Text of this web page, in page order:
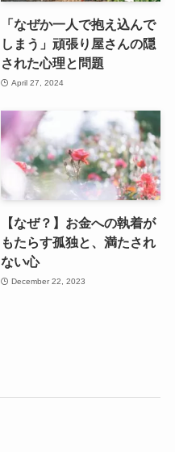
「なぜか一人で抱え込んで
しまう」頑張り屋さんの隠
された心理と問題
April 27, 2024
【なぜ？】お金への執着が
もたらす孤独と、満たされ
ない心
December 22, 2023